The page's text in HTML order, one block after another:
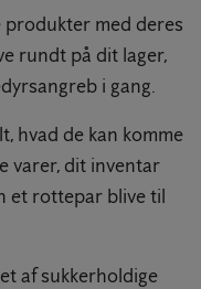
med deres
rundt på dit lager,
i gang.
hvad de kan komme
varer, dit inventar
et rottepar blive til
af sukkerholdige